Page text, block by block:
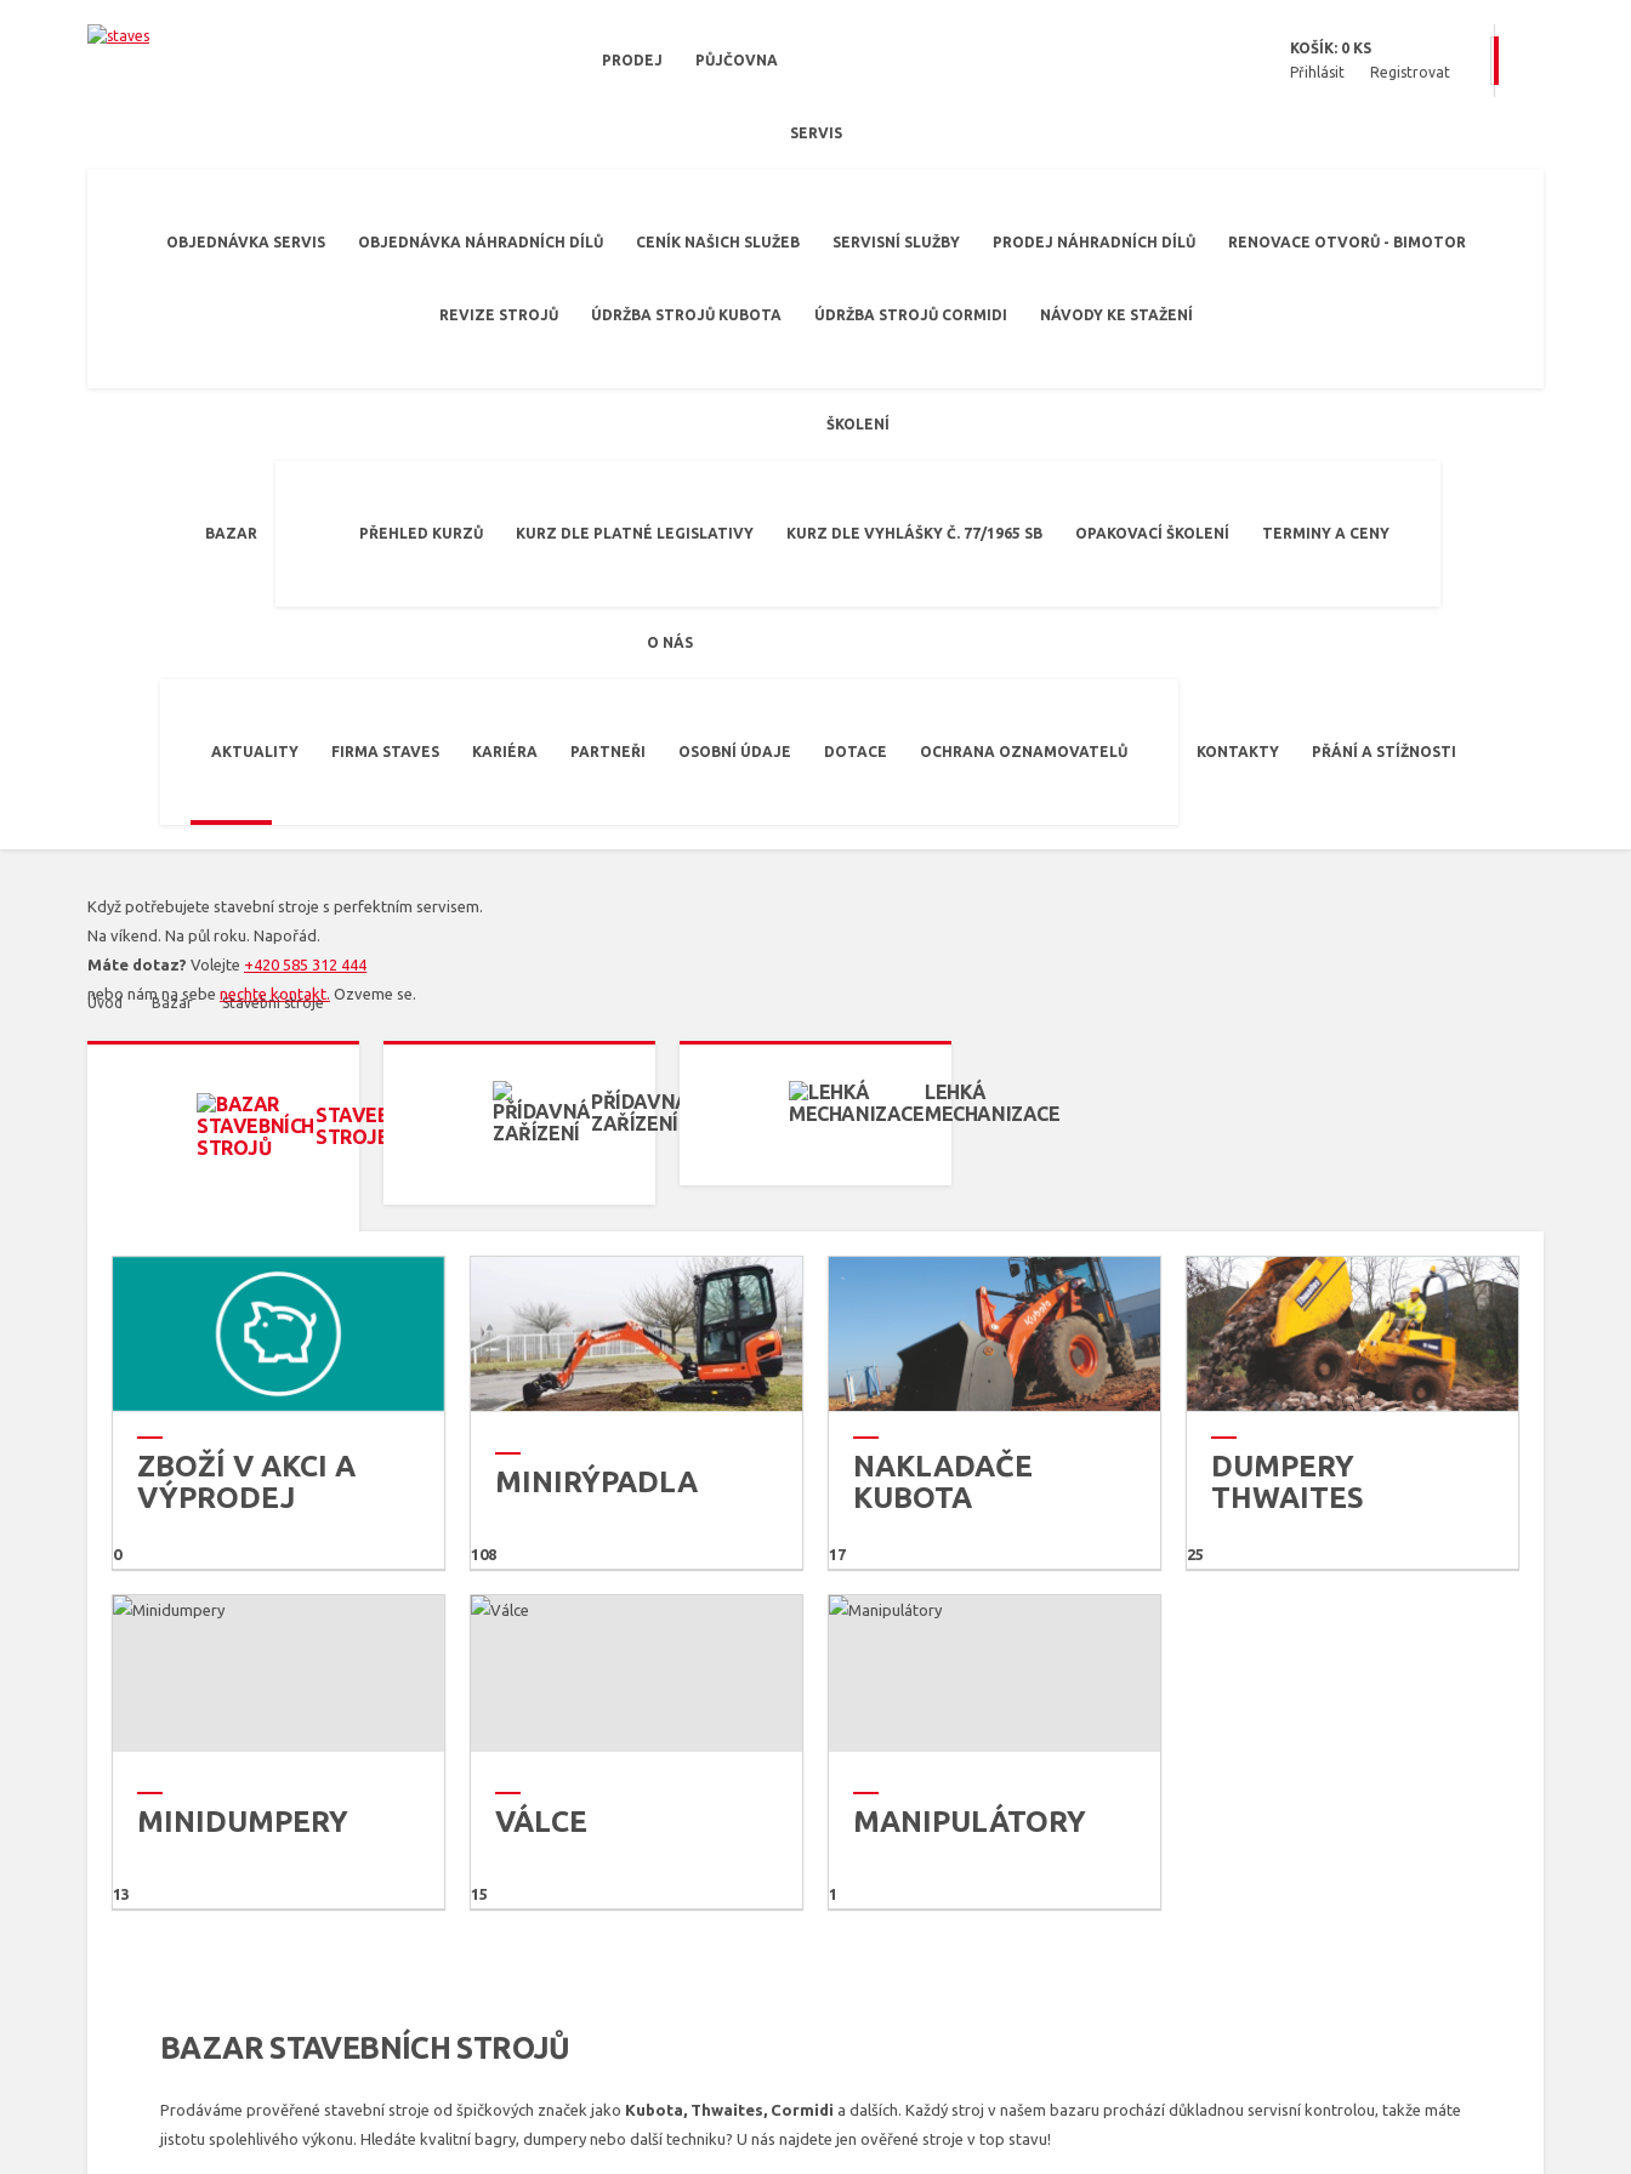
KOŠÍK: 0 KS
Přihlásit
Registrovat
PRODEJ PŮJČOVNA
SERVIS
OBJEDNÁVKA SERVIS OBJEDNÁVKA NÁHRADNÍCH DÍLŮ CENÍK NAŠICH SLUŽEB SERVISNÍ SLUŽBY PRODEJ NÁHRADNÍCH DÍLŮ RENOVACE OTVORŮ - BIMOTOR
REVIZE STROJŮ ÚDRŽBA STROJŮ KUBOTA ÚDRŽBA STROJŮ CORMIDI NÁVODY KE STAŽENÍ
BAZAR
ŠKOLENÍ
PŘEHLED KURZŮ KURZ DLE PLATNÉ LEGISLATIVY KURZ DLE VYHLÁŠKY Č. 77/1965 SB OPAKOVACÍ ŠKOLENÍ TERMINY A CENY
O NÁS
AKTUALITY FIRMA STAVES KARIÉRA PARTNEŘI OSOBNÍ ÚDAJE DOTACE OCHRANA OZNAMOVATELŮ KONTAKTY PŘÁNÍ A STÍŽNOSTI
Když potřebujete stavební stroje s perfektním servisem.
Na víkend. Na půl roku. Napořád.
Máte dotaz? Volejte +420 585 312 444
nebo nám na sebe nechte kontakt. Ozveme se.
Úvod Bazar Stavební stroje
STAVEBNÍ
STROJE
PŘÍDAVNÁ
ZAŘÍZENÍ
LEHKÁ
MECHANIZACE
ZBOŽÍ V AKCI A
VÝPRODEJ
0
MINIRÝPADLA
108
NAKLADAČE
KUBOTA
17
DUMPERY
THWAITES
25
MINIDUMPERY
13
VÁLCE
15
MANIPULÁTORY
1
BAZAR STAVEBNÍCH STROJŮ
Prodáváme prověřené stavební stroje od špičkových značek jako Kubota, Thwaites, Cormidi a dalších. Každý stroj v našem bazaru prochází důkladnou servisní kontrolou, takže máte
jistotu spolehlivého výkonu. Hledáte kvalitní bagry, dumpery nebo další techniku? U nás najdete jen ověřené stroje v top stavu!